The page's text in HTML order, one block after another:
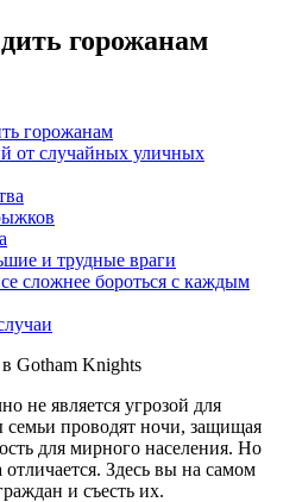
горожанам
горожанам
от случайных уличных
и трудные враги
сложнее бороться с каждым
не является угрозой для
проводят ночи, защищая
для мирного населения. Но
Здесь вы на самом
и съесть их.